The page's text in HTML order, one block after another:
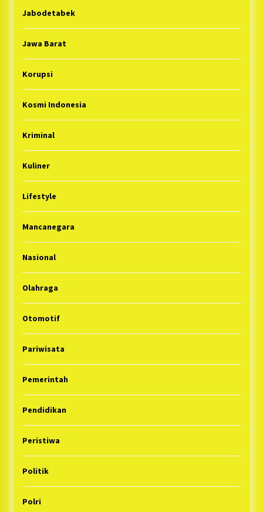
Jabodetabek
Jawa Barat
Korupsi
Kosmi Indonesia
Kriminal
Kuliner
Lifestyle
Mancanegara
Nasional
Olahraga
Otomotif
Pariwisata
Pemerintah
Pendidikan
Peristiwa
Politik
Polri